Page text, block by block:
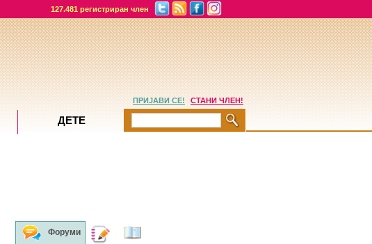
127.481 регистриран член
Форуми Дневници
ПРИЈАВИ СЕ! СТАНИ ЧЛЕН!
ДЕТЕ